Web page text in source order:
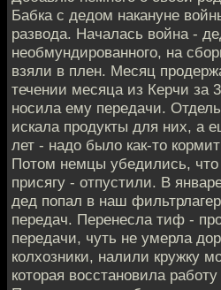
Бабка с дедом накануне
развода. Началась война -
необмундированного, на
взяли в плен. Месяц
течении месяца из Керчи за
носила ему передачи.
искала продукты для них, а
лет - надо было как-то
Потом немцы убедились, что
присягу - отпустили. В
дед попал в наш
передач. Перенесла тиф -
передачи, чуть не умерла
колхозники, налили кружку
которая восстановила